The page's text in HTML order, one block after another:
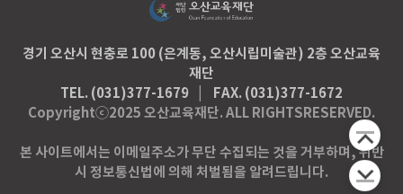
경기 오산시 현충로 100 (은계동, 오산시립미술관) 2층 오산교육
재단
TEL. (031)377-1679
FAX. (031)377-1672
Copyrightⓒ2025 오산교육재단. ALL RIGHTSRESERVED.
본 사이트에서는 이메일주소가 무단 수집되는 것을 거부하며, 위반
시 정보통신법에 의해 처벌됨을 알려드립니다.